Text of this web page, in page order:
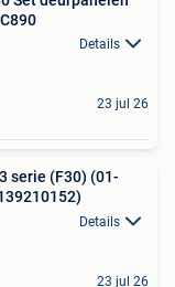
Details
23 jul 26
serie (F30) (01-
Details
23 jul 26